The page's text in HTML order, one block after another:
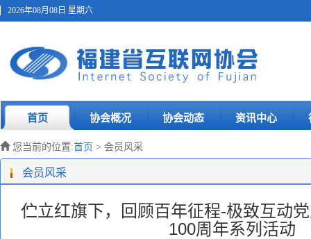
2026年08月08日 星期六
首页 协会概况 协会动态 资讯中心
您当前的位置:首页 > 会员风采
会员风采
伫立红旗下，回顾百年征程-极致互动
100周年系列活动